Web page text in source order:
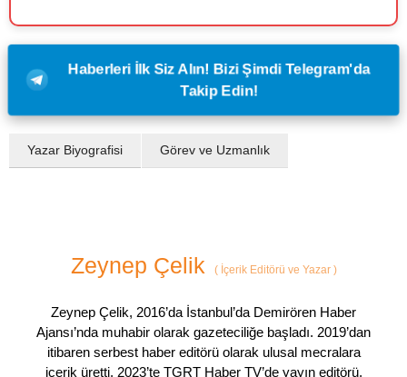
Haberleri İlk Siz Alın! Bizi Şimdi Telegram'da
Takip Edin!
Yazar Biyografisi Görev ve Uzmanlık
Zeynep Çelik (İçerik Editörü ve Yazar )
Zeynep Çelik, 2016’da İstanbul’da Demirören Haber
Ajansı’nda muhabir olarak gazeteciliğe başladı. 2019’dan
itibaren serbest haber editörü olarak ulusal mecralara
içerik üretti. 2023’te TGRT Haber TV’de yayın editörü,